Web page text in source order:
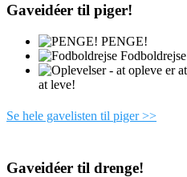
Gaveidéer til piger!
PENGE!
Fodboldrejse
at leve!
Se hele gavelisten til piger >>
Gaveidéer til drenge!